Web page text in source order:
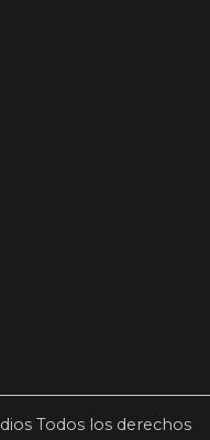
Todos los derechos